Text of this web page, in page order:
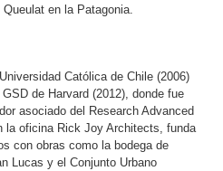
en la Patagonia.
Católica de Chile (2006)
de Harvard (2012), donde fue
asociado del Research Advanced
la oficina Rick Joy Architects, funda
con obras como la bodega de
Lucas y el Conjunto Urbano